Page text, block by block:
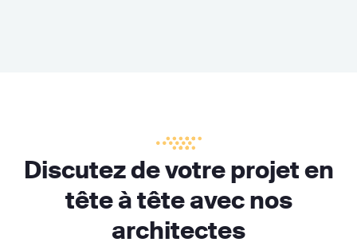
Discutez de votre projet en
tête à tête avec nos
architectes